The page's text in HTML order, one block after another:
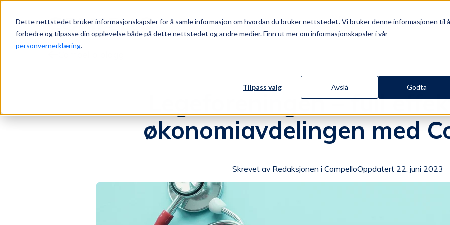
Dette nettstedet bruker informasjonskapsler for å samle informasjon om hvordan du bruker nettstedet. Vi bruker denne informasjonen til å
forbedre og tilpasse din opplevelse både på dette nettstedet og andre medier. Finn ut mer om informasjonskapsler i vår
personvernerklæring.
Tilpass valg Godta
Avslå
Jump to content
Produkt Priser
Om
oss
Ressurser
Legeforeningen – full
økonomiavdelingen med
Skrevet av Redaksjonen i CompelloOppdatert 22. juni 2023